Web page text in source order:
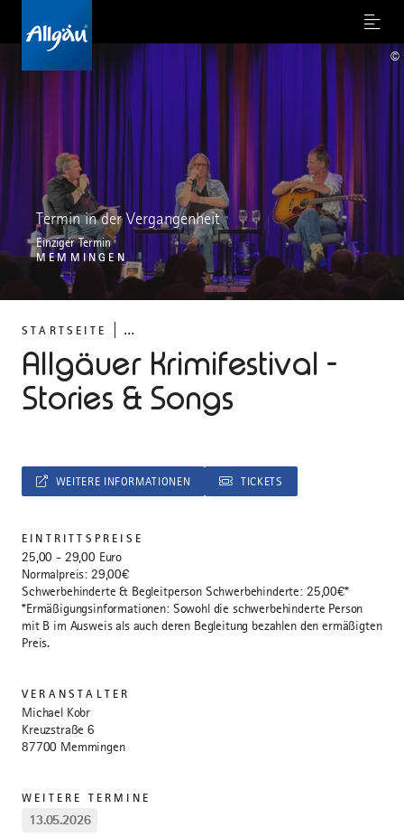
Menu
STARTSEITE ...
Allgäuer Krimifestival -
Stories & Songs
Termin in der Vergangenheit
Einziger Termin
MEMMINGEN
©
WEITERE INFORMATIONEN TICKETS
EINTRITTSPREISE
25,00 - 29,00 Euro
Normalpreis: 29,00€
Schwerbehinderte & Begleitperson Schwerbehinderte: 25,00€*
*Ermäßigungsinformationen: Sowohl die schwerbehinderte Person
mit B im Ausweis als auch deren Begleitung bezahlen den ermäßigten
Preis.
VERANSTALTER
Michael Kobr
Kreuzstraße 6
87700 Memmingen
WEITERE TERMINE
13.05.2026